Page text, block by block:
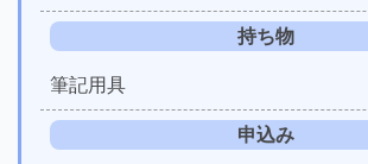
持ち物
筆記用具
申込み